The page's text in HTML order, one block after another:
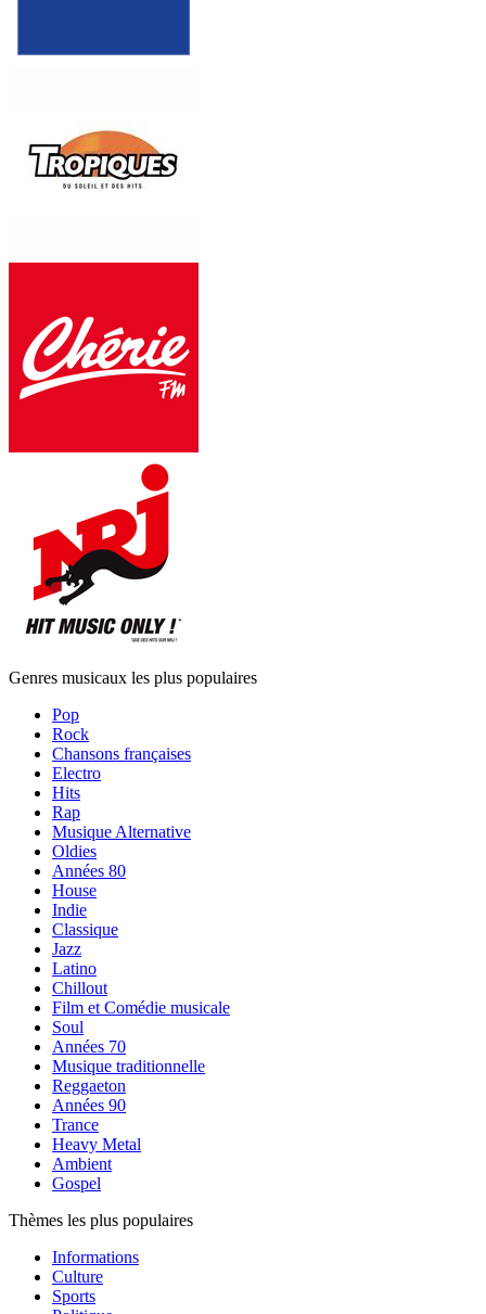
Genres musicaux les plus populaires
Pop
Rock
Chansons françaises
Electro
Hits
Rap
Musique Alternative
Oldies
Années 80
House
Indie
Classique
Jazz
Latino
Chillout
Film et Comédie musicale
Soul
Années 70
Musique traditionnelle
Reggaeton
Années 90
Trance
Heavy Metal
Ambient
Gospel
Thèmes les plus populaires
Informations
Culture
Sports